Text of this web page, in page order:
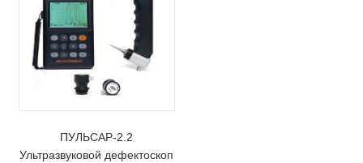
ПУЛЬСАР-2.2
Ультразвуковой дефектоскоп